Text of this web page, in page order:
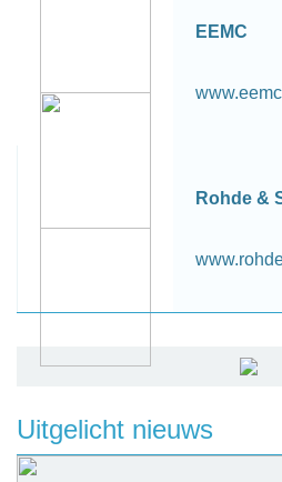
EEMC
Rohde &
Uitgelicht nieuws